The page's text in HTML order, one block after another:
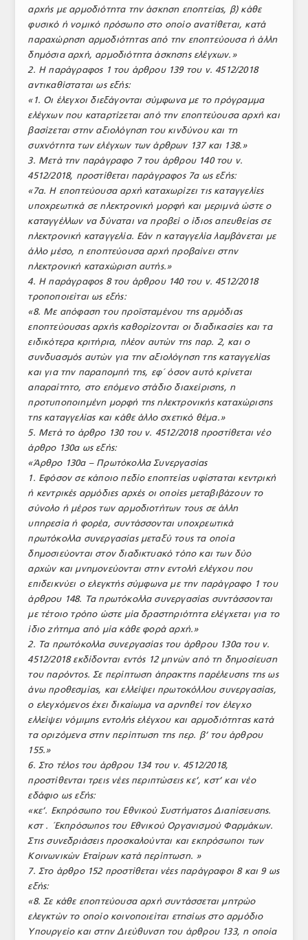
αρχής με αρμοδιότητα την άσκηση εποπτείας, β) κάθε
φυσικό ή νομικό πρόσωπο στο οποίο ανατίθεται, κατά
παραχώρηση αρμοδιότητας από την εποπτεύουσα ή άλλη
δημόσια αρχή, αρμοδιότητα άσκησης ελέγχων.»
2. Η παράγραφος 1 του άρθρου 139 του ν. 4512/2018
αντικαθίσταται ως εξής:
«1. Οι έλεγχοι διεξάγονται σύμφωνα με το πρόγραμμα
ελέγχων που καταρτίζεται από την εποπτεύουσα αρχή και
βασίζεται στην αξιολόγηση του κινδύνου και τη
συχνότητα των ελέγχων των άρθρων 137 και 138.»
3. Μετά την παράγραφο 7 του άρθρου 140 του ν.
4512/2018, προστίθεται παράγραφος 7α ως εξής:
«7α. Η εποπτεύουσα αρχή καταχωρίζει τις καταγγελίες
υποχρεωτικά σε ηλεκτρονική μορφή και μεριμνά ώστε ο
καταγγέλλων να δύναται να προβεί ο ίδιος απευθείας σε
ηλεκτρονική καταγγελία. Εάν η καταγγελία λαμβάνεται με
άλλο μέσο, η εποπτεύουσα αρχή προβαίνει στην
ηλεκτρονική καταχώριση αυτής.»
4. Η παράγραφος 8 του άρθρου 140 του ν. 4512/2018
τροποποιείται ως εξής:
«8. Με απόφαση του προϊσταμένου της αρμόδιας
εποπτεύουσας αρχής καθορίζονται οι διαδικασίες και τα
ειδικότερα κριτήρια, πλέον αυτών της παρ. 2, και ο
συνδυασμός αυτών για την αξιολόγηση της καταγγελίας
και για την παραπομπή της, εφ΄ όσον αυτό κρίνεται
απαραίτητο, στο επόμενο στάδιο διαχείρισης, η
προτυποποιημένη μορφή της ηλεκτρονικής καταχώρισης
της καταγγελίας και κάθε άλλο σχετικό θέμα.»
5. Μετά το άρθρο 130 του ν. 4512/2018 προστίθεται νέο
άρθρο 130α ως εξής:
«Άρθρο 130α – Πρωτόκολλα Συνεργασίας
1. Εφόσον σε κάποιο πεδίο εποπτείας υφίσταται κεντρική
ή κεντρικές αρμόδιες αρχές οι οποίες μεταβιβάζουν το
σύνολο ή μέρος των αρμοδιοτήτων τους σε άλλη
υπηρεσία ή φορέα, συντάσσονται υποχρεωτικά
πρωτόκολλα συνεργασίας μεταξύ τους τα οποία
δημοσιεύονται στον διαδικτυακό τόπο και των δύο
αρχών και μνημονεύονται στην εντολή ελέγχου που
επιδεικνύει ο ελεγκτής σύμφωνα με την παράγραφο 1 του
άρθρου 148. Τα πρωτόκολλα συνεργασίας συντάσσονται
με τέτοιο τρόπο ώστε μία δραστηριότητα ελέγχεται για το
ίδιο ζήτημα από μία κάθε φορά αρχή.»
2. Τα πρωτόκολλα συνεργασίας του άρθρου 130α του ν.
4512/2018 εκδίδονται εντός 12 μηνών από τη δημοσίευση
του παρόντος. Σε περίπτωση άπρακτης παρέλευσης της ως
άνω προθεσμίας, και ελλείψει πρωτοκόλλου συνεργασίας,
ο ελεγχόμενος έχει δικαίωμα να αρνηθεί τον έλεγχο
ελλείψει νόμιμης εντολής ελέγχου και αρμοδιότητας κατά
τα οριζόμενα στην περίπτωση της περ. β’ του άρθρου
155.»
6. Στο τέλος του άρθρου 134 του ν. 4512/2018,
προστίθενται τρεις νέες περιπτώσεις κε’, κστ’ και νέο
εδάφιο ως εξής:
«κε’. Εκπρόσωπο του Εθνικού Συστήματος Διαπίσευσης.
κστ . ΄Εκπρόσωπος του Εθνικού Οργανισμού Φαρμάκων.
Στις συνεδριάσεις προσκαλούνται και εκπρόσωποι των
Κοινωνικών Εταίρων κατά περίπτωση. »
7. Στο άρθρο 152 προστίθεται νέες παράγραφοι 8 και 9 ως
εξής:
«8. Σε κάθε εποπτεύουσα αρχή συντάσσεται μητρώο
ελεγκτών το οποίο κοινοποιείται ετησίως στο αρμόδιο
Υπουργείο και στην Διεύθυνση του άρθρου 133, η οποία